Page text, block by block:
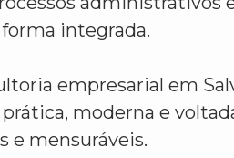
integrada.
empresarial em
moderna e
e mensuráveis.